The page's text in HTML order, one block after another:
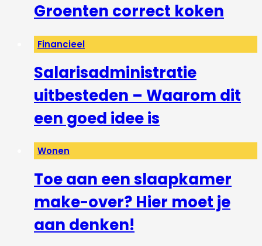
Groenten correct koken
Financieel
Salarisadministratie
uitbesteden – Waarom dit
een goed idee is
Wonen
Toe aan een slaapkamer
make-over? Hier moet je
aan denken!